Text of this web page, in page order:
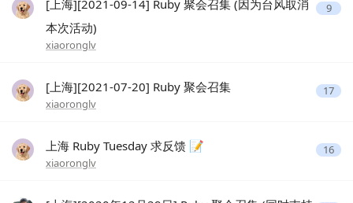
[上海][2021-09-14] Ruby 聚会召集 (因为台风取消
本次活动)
xiaoronglv
9
[上海][2021-07-20] Ruby 聚会召集
xiaoronglv
17
上海 Ruby Tuesday 求反馈 📝
xiaoronglv
16